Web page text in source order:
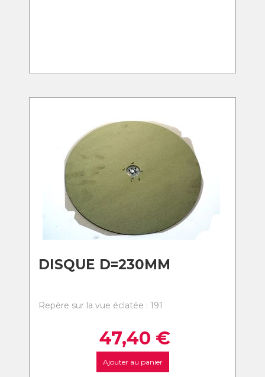
DISQUE D=230MM
Repère sur la vue éclatée : 191
47,40 €
Ajouter au panier